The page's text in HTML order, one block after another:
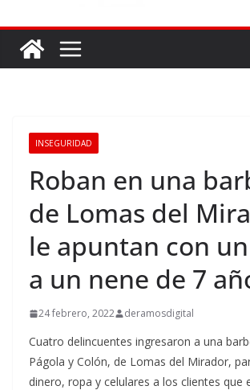
INSEGURIDAD
Roban en una
de Lomas del
le apuntan con
a un nene de 7
24 febrero, 2022 deramosdigital
Cuatro delincuentes ingresaron a una
Págola y Colón, de Lomas del Mirador,
dinero, ropa y celulares a los clientes que